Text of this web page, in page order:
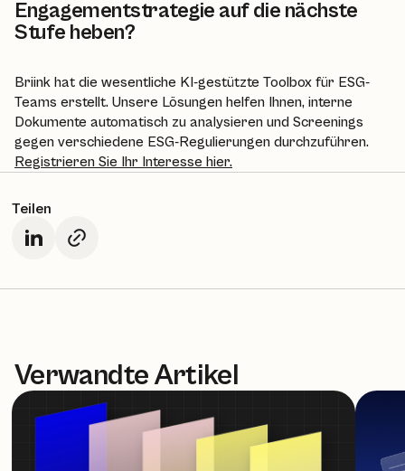
Teilen
Engagementstrategie auf die nächste
Stufe heben?
Briink hat die wesentliche KI-gestützte Toolbox für ESG-
Teams erstellt. Unsere Lösungen helfen Ihnen, interne
Dokumente automatisch zu analysieren und Screenings
gegen verschiedene ESG-Regulierungen durchzuführen.
Registrieren Sie Ihr Interesse hier.
Verwandte Artikel